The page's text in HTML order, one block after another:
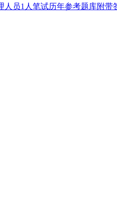
员1人笔试历年参考题库附带